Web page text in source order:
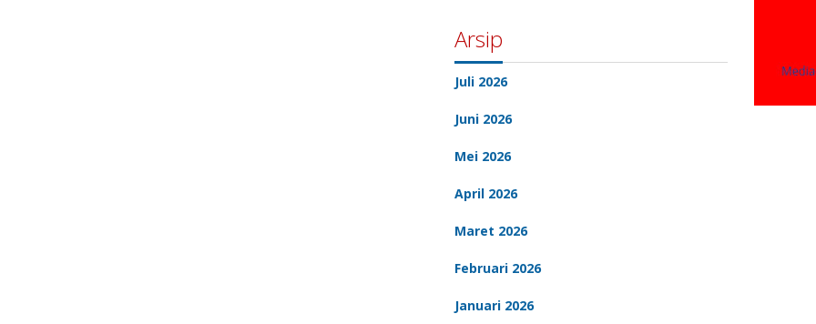
Arsip
Juli 2026
Juni 2026
Mei 2026
April 2026
Maret 2026
Februari 2026
Januari 2026